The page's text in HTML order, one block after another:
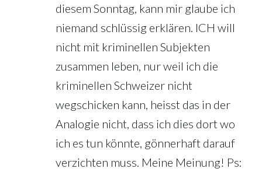
diesem Sonntag, kann mir glaube ich
niemand schlüssig erklären. ICH will
nicht mit kriminellen Subjekten
zusammen leben, nur weil ich die
kriminellen Schweizer nicht
wegschicken kann, heisst das in der
Analogie nicht, dass ich dies dort wo
ich es tun könnte, gönnerhaft darauf
verzichten muss. Meine Meinung! Ps: